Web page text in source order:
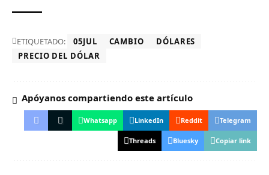
ETIQUETADO: 05JUL CAMBIO
DÓLARES
PRECIO DEL DÓLAR
Apóyanos compartiendo este artículo
Whatsapp LinkedIn Reddit Telegram
Threads Bluesky Copiar link